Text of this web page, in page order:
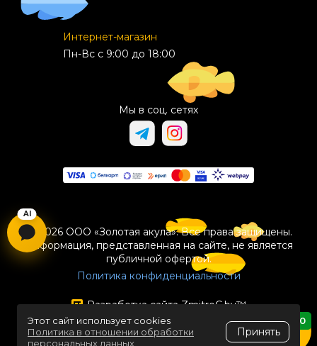
Интернет-магазин
Пн-Вс с 9:00 до 18:00
Мы в соц. сетях
© 2026 ООО «Золотая акула». Все права защищены.
Информация, представленная на сайте, не является
публичной офертой.
Политика конфиденциальности
Разработка сайтаZmitroC.by™
0
Этот сайт использует cookies
Политика в отношении обработки
персональных данных
Принять